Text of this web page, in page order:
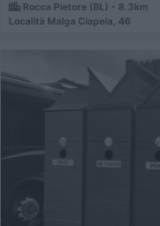
Rocca Pietore (BL) - 8.3km
Località Malga Ciapela, 46